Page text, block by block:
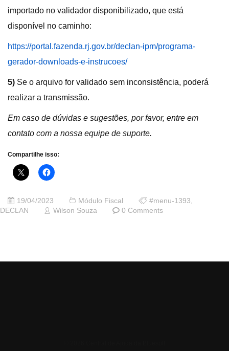
importado no validador disponibilizado, que está
disponível no caminho:
https://portal.fazenda.rj.gov.br/declan-ipm/programa-
gerador-downloads-e-instrucoes/
5) Se o arquivo for validado sem inconsistência, poderá
realizar a transmissão.
Em caso de dúvidas e sugestões, por favor, entre em
contato com a nossa equipe de suporte.
Compartilhe isso:
19/04/2023 Módulo Fiscal #menu-1393
DECLAN
Wilson Souza 0 Comments